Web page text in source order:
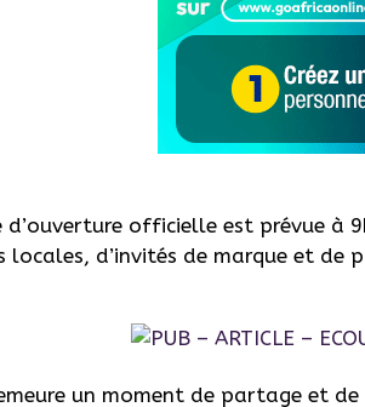
d’ouverture officielle est prévue à
locales, d’invités de marque et de
un moment de partage et